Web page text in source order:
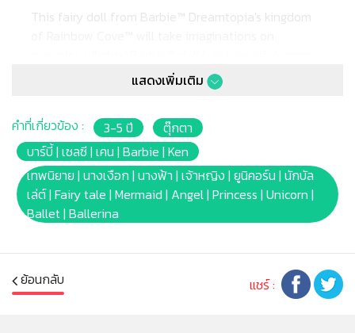
This fairy doll from Barbie™ Dreamtopia's kingdom
with a unique shape and rainbow print influenced by
her rainbow-filled home. A removable skirt, shoes
fantastic prints and fun touches.
you wake up to a world where dreams become
reality! Collect all of the Barbie™ Dreamtopia dolls
and accessories and let your dreams take flight
(each sold separately, subject to availability).
Doll cannot stand alone. Colors and decorations
Let your dreams fly with this winged Barbie® fairy
doll from the kingdom of Barbie™ Dreamtopia
แสดงเพิ่มเติม
คำที่เกี่ยวข้อง : 3-5 ปี
ตุ๊กตา
บาร์บี้ | เซลซี | เคน | Barbie | Ken
เทพนิยาย | นางเงือก | นางฟ้า | เจ้าหญิง | ยูนิคอร์น | นักบัล
เล่ต์ | Fairy tale | Mermaid | Angel | Princess | Unicorn |
Ballet | Ballerina
ย้อนกลับ แชร์ :